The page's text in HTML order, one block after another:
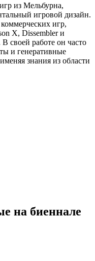
из Мельбурна,
игровой дизайн.
игр,
X, Dissembler и
своей работе он часто
и генеративные
знания из области
на биеннале